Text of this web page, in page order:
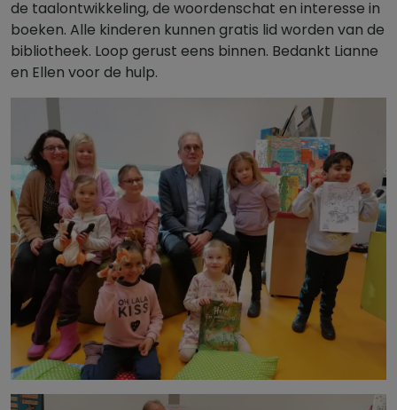
de taalontwikkeling, de woordenschat en interesse in
boeken. Alle kinderen kunnen gratis lid worden van de
bibliotheek. Loop gerust eens binnen. Bedankt Lianne
en Ellen voor de hulp.